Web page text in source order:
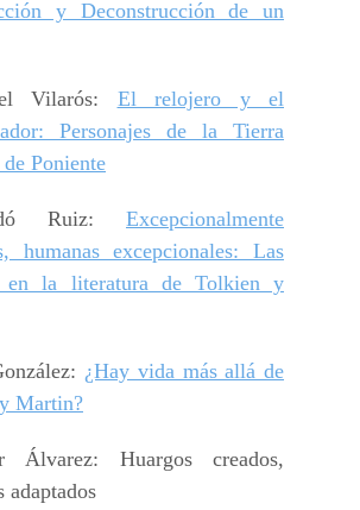
y Deconstrucción de un
Vilarós: El relojero y el
Personajes de la Tierra
Poniente
Ruiz: Excepcionalmente
humanas excepcionales: Las
en la literatura de Tolkien y
¿Hay vida más allá de
Martin?
Álvarez: Huargos creados,
adaptados